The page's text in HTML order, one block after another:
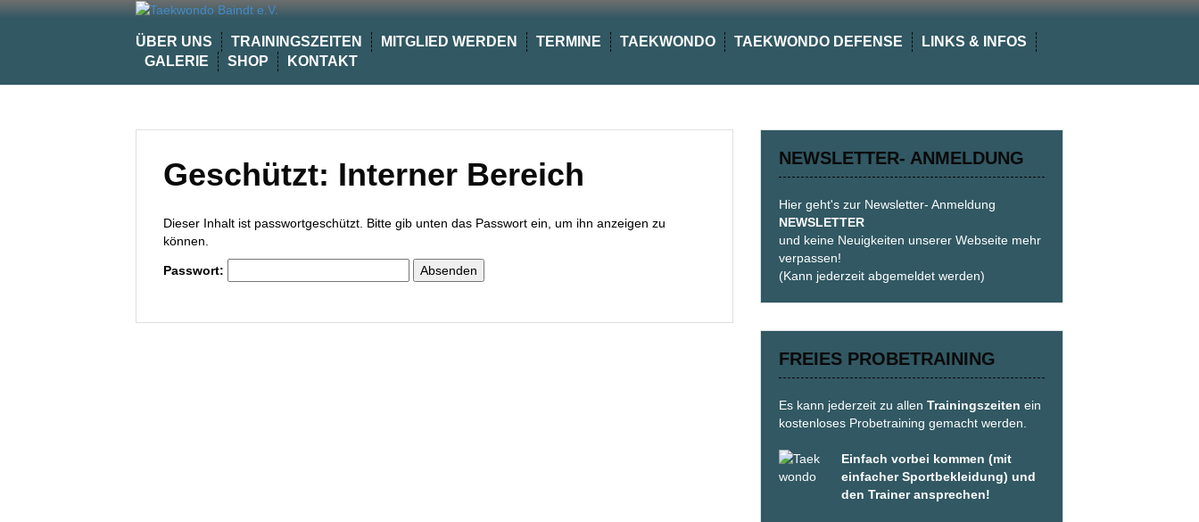
Skip
ÜBER UNS TRAININGSZEITEN MITGLIED WERDEN TERMINE TAEKWONDO TAEKWONDO DEFENSE
LINKS & INFOS
GALERIE
SHOP KONTAKT
Geschützt: Interner Bereich
Dieser Inhalt ist passwortgeschützt. Bitte gib unten das Passwort ein, um ihn anzeigen zu
können.
Passwort:
NEWSLETTER- ANMELDUNG
Hier geht's zur Newsletter- Anmeldung
NEWSLETTER
und keine Neuigkeiten unserer Webseite mehr
verpassen!
(Kann jederzeit abgemeldet werden)
FREIES PROBETRAINING
Es kann jederzeit zu allen Trainingszeiten ein
kostenloses Probetraining gemacht werden.
Einfach vorbei kommen (mit
einfacher Sportbekleidung) und
den Trainer ansprechen!